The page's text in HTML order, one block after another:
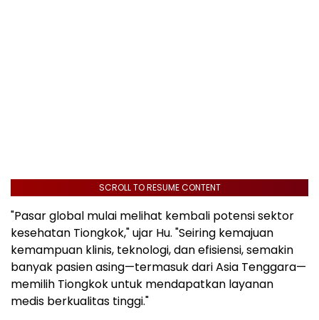
SCROLL TO RESUME CONTENT
"Pasar global mulai melihat kembali potensi sektor
kesehatan Tiongkok," ujar Hu. "Seiring kemajuan
kemampuan klinis, teknologi, dan efisiensi, semakin
banyak pasien asing—termasuk dari Asia Tenggara—
memilih Tiongkok untuk mendapatkan layanan
medis berkualitas tinggi."